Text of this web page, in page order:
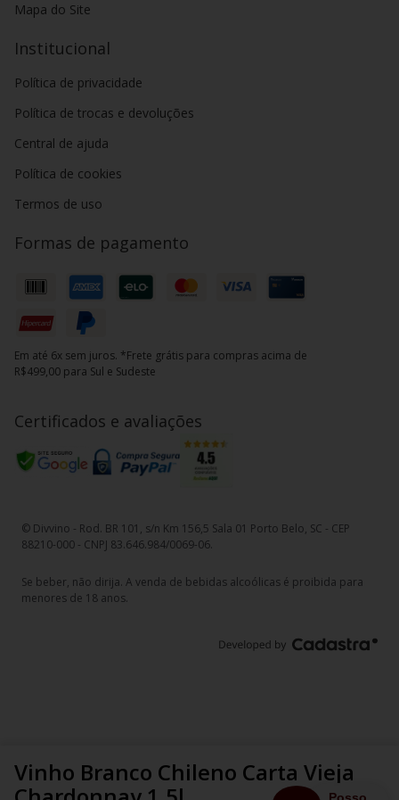
Vinho Branco Chileno Carta Vieja
Mapa do Site
Institucional
Política de privacidade
Política de trocas e devoluções
Central de ajuda
Política de cookies
Termos de uso
Formas de pagamento
Em até 6x sem juros. *Frete grátis para compras acima de
R$499,00 para Sul e Sudeste
Certificados e avaliações
© Divvino - Rod. BR 101, s/n Km 156,5 Sala 01 Porto Belo, SC - CEP
88210-000 - CNPJ 83.646.984/0069-06.
Se beber, não dirija. A venda de bebidas alcoólicas é proibida para
menores de 18 anos.